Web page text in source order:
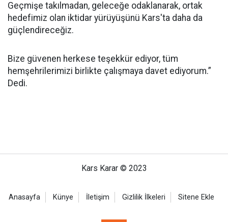
Geçmişe takılmadan, geleceğe odaklanarak, ortak
hedefimiz olan iktidar yürüyüşünü Kars'ta daha da
güçlendireceğiz.
Bize güvenen herkese teşekkür ediyor, tüm
hemşehrilerimizi birlikte çalışmaya davet ediyorum.”
Dedi.
Kars Karar © 2023
Anasayfa Künye İletişim Gizlilik İlkeleri Sitene Ekle